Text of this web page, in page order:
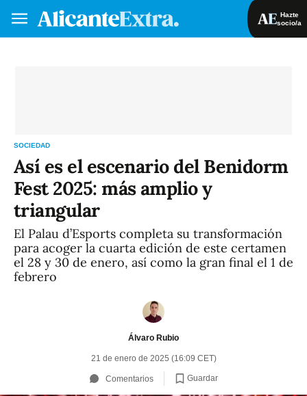
Hazte
socio/a
SOCIEDAD
Así es el escenario del Benidorm
Fest 2025: más amplio y
triangular
El Palau d’Esports completa su transformación
para acoger la cuarta edición de este certamen
el 28 y 30 de enero, así como la gran final el 1 de
febrero
Álvaro Rubio
21 de enero de 2025 (16:09 CET)
Comentarios Guardar